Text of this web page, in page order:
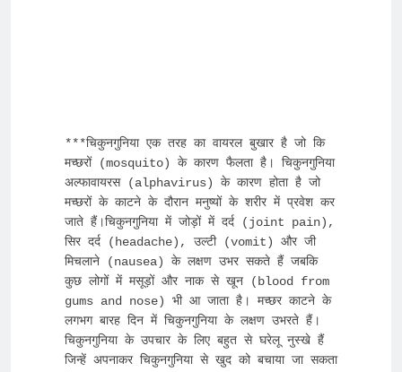
***चिकुनगुनिया एक तरह का वायरल बुखार है जो कि
मच्छरों (mosquito) के कारण फैलता है। चिकुनगुनिया
अल्फावायरस (alphavirus) के कारण होता है जो
मच्छरों के काटने के दौरान मनुष्यों के शरीर में प्रवेश कर
जाते हैं।चिकुनगुनिया में जोड़ों में दर्द (joint pain),
सिर दर्द (headache), उल्टी (vomit) और जी
मिचलाने (nausea) के लक्षण उभर सकते हैं जबकि
कुछ लोगों में मसूड़ों और नाक से खून (blood from
gums and nose) भी आ जाता है। मच्छर काटने के
लगभग बारह दिन में चिकुनगुनिया के लक्षण उभरते हैं।
चिकुनगुनिया के उपचार के लिए बहुत से घरेलू नुस्खे हैं
जिन्हें अपनाकर चिकुनगुनिया से खुद को बचाया जा सकता